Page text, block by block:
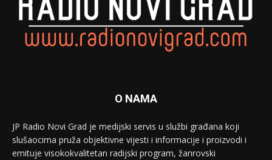
O NAMA
JP Radio Novi Grad je medijski servis u službi građana koji
slušaocima pruža objektivne vijesti i informacije i proizvodi i
emituje visokokvalitetan radijski program, žanrovski